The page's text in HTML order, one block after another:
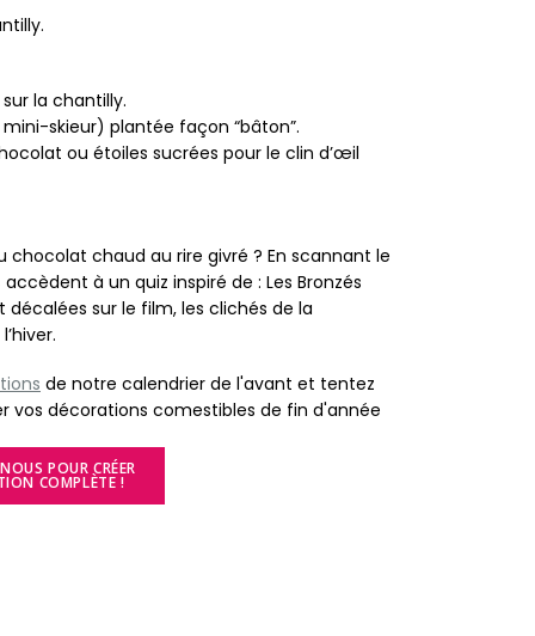
la chantilly.
skieur) plantée façon “bâton”.
ou étoiles sucrées pour le clin d’œil
chocolat chaud au rire givré ? En scannant le
à un quiz inspiré de : Les Bronzés
sur le film, les clichés de la
de notre calendrier de l'avant et tentez
vos décorations comestibles de fin d'année
POUR CRÉER
COMPLÈTE !